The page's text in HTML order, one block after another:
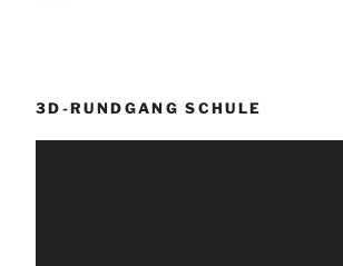
3D-RUNDGANG SCHULE